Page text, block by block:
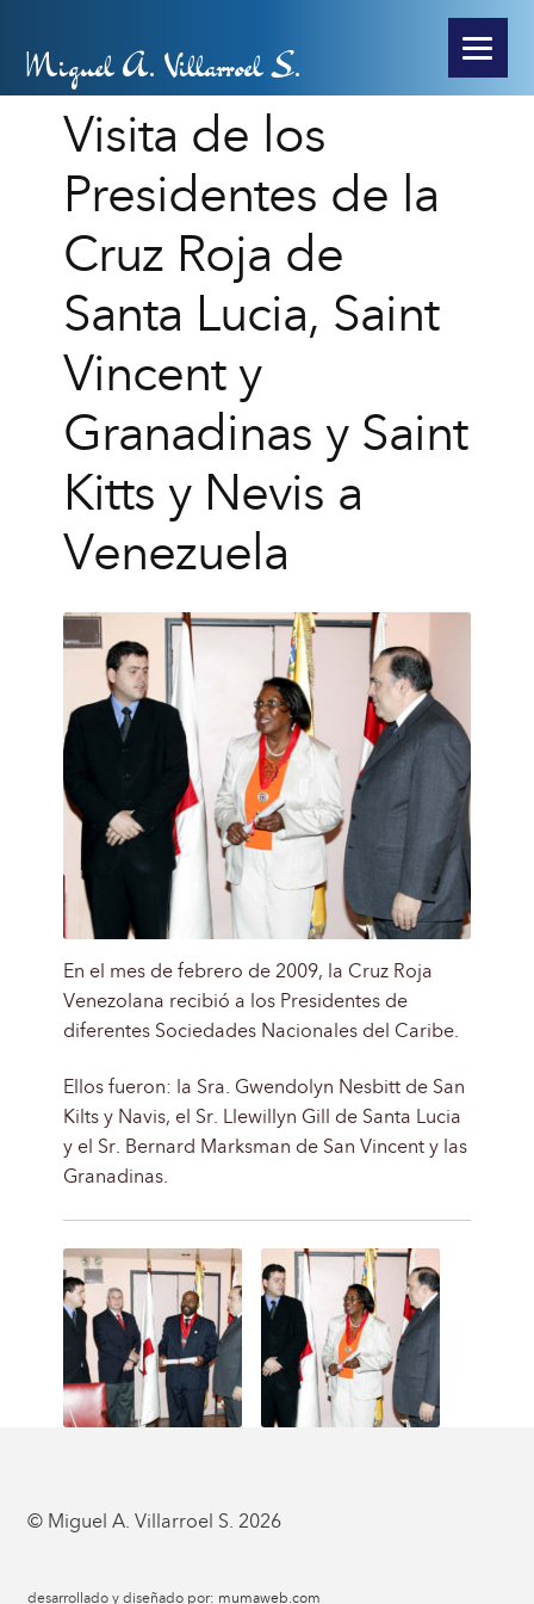
Miguel A. Villarroel S.
Visita de los
Presidentes de la
Cruz Roja de
Santa Lucia, Saint
Vincent y
Granadinas y Saint
Kitts y Nevis a
Venezuela
En el mes de febrero de 2009, la Cruz Roja
Venezolana recibió a los Presidentes de
diferentes Sociedades Nacionales del Caribe.
Ellos fueron: la Sra. Gwendolyn Nesbitt de San
Kilts y Navis, el Sr. Llewillyn Gill de Santa Lucia
y el Sr. Bernard Marksman de San Vincent y las
Granadinas.
© Miguel A. Villarroel S. 2026
desarrollado y diseñado por: mumaweb.com